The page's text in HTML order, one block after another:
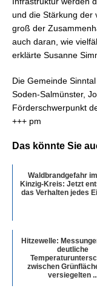
und die Stärkung der
groß der
auch daran, wie
erklärte Susanne
Die Gemeinde
Soden-Salmünster,
Förderschwerpunkt
+++ pm
Das könnte Sie
Waldbrandgefahr
Kinzig-Kreis: Jetzt
das Verhalten jedes
Hitzewelle:
deutliche
zwischen
versiegelten